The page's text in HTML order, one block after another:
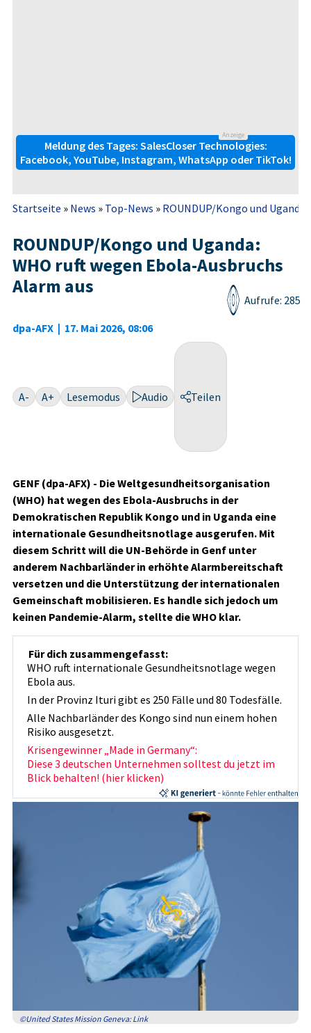
Anzeige
Meldung des Tages: SalesCloser Technologies:
Facebook, YouTube, Instagram, WhatsApp oder TikTok!
Startseite » News » Top-News » ROUNDUP/Kongo und
ROUNDUP/Kongo und Uganda:
WHO ruft wegen Ebola-Ausbruchs
Alarm aus
dpa-AFX | 17. Mai 2026, 08:06
Aufrufe: 285
A- A+ Lesemodus Audio Teilen
GENF (dpa-AFX) - Die Weltgesundheitsorganisation
(WHO) hat wegen des Ebola-Ausbruchs in der
Demokratischen Republik Kongo und in Uganda eine
internationale Gesundheitsnotlage ausgerufen. Mit
diesem Schritt will die UN-Behörde in Genf unter
anderem Nachbarländer in erhöhte Alarmbereitschaft
versetzen und die Unterstützung der internationalen
Gemeinschaft mobilisieren. Es handle sich jedoch um
keinen Pandemie-Alarm, stellte die WHO klar.
Für dich zusammengefasst:
WHO ruft internationale Gesundheitsnotlage wegen
Ebola aus.
In der Provinz Ituri gibt es 250 Fälle und 80 Todesfälle.
Alle Nachbarländer des Kongo sind nun einem hohen
Risiko ausgesetzt.
Krisengewinner „Made in Germany“:
Diese 3 deutschen Unternehmen solltest du jetzt im
Blick behalten! (hier klicken)
©United States Mission Geneva: Link